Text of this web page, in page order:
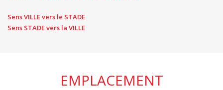
Sens VILLE vers le STADE
Sens STADE vers la VILLE
EMPLACEMENT